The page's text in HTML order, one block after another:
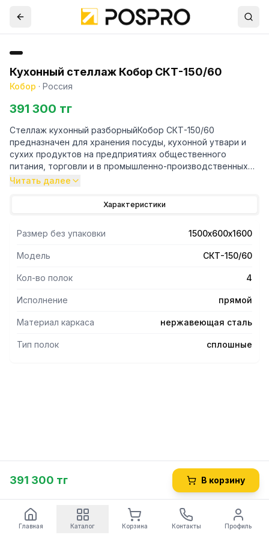
Кухонный стеллаж Кобор СКТ-150/60
Кобор · Россия
391 300 тг
Стеллаж кухонный разборныйКобор СКТ-150/60
предназначен для хранения посуды, кухонной утвари и
сухих продуктов на предприятиях общественного
питания, торговли и в промышленно-производственных
помещении.
- Разработанная на предприятии система крепления
каскадным образом.
- Каркас стеллажа состоит из ножек, выполненных из
нержавеющей квадратной трубы 40х40 мм.
- Ножки стеллажа снабжены регуляторами высоты,
- Опоры регуляторов высоты не подвержены коррозии.
Читать далее
Характеристики
Размер без упаковки 1500х600х1600
Модель СКТ-150/60
Кол-во полок 4
Исполнение прямой
Материал каркаса нержавеющая сталь
Тип полок сплошные
391 300 тг В корзину
Главная Каталог Корзина Контакты Профиль